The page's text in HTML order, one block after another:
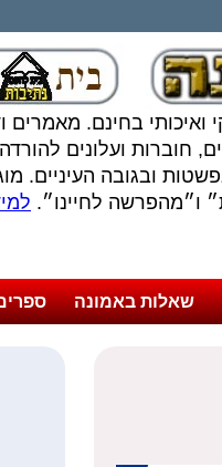
ואיכותי בחינם. מאמרים
חוברות ועלונים
ובגובה העיניים.
לחיינו״.
שאלות באמונה